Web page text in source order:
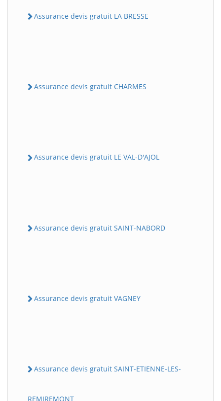
Assurance devis gratuit LA BRESSE
Assurance devis gratuit CHARMES
Assurance devis gratuit LE VAL-D'AJOL
Assurance devis gratuit SAINT-NABORD
Assurance devis gratuit VAGNEY
Assurance devis gratuit SAINT-ETIENNE-LES-
REMIREMONT